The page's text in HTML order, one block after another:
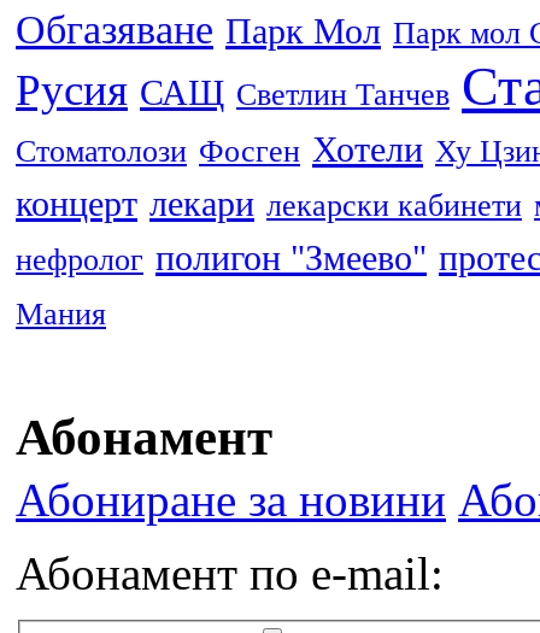
Обгазяване Парк Мол Парк мол
Русия САЩ Светлин Танчев
Стоматолози Фосген Хотели Ху
концерт лекари лекарски кабинети
нефролог полигон "Змеево"
Мания
Абонамент
Абониране за новини
Абонамент по e-mail: